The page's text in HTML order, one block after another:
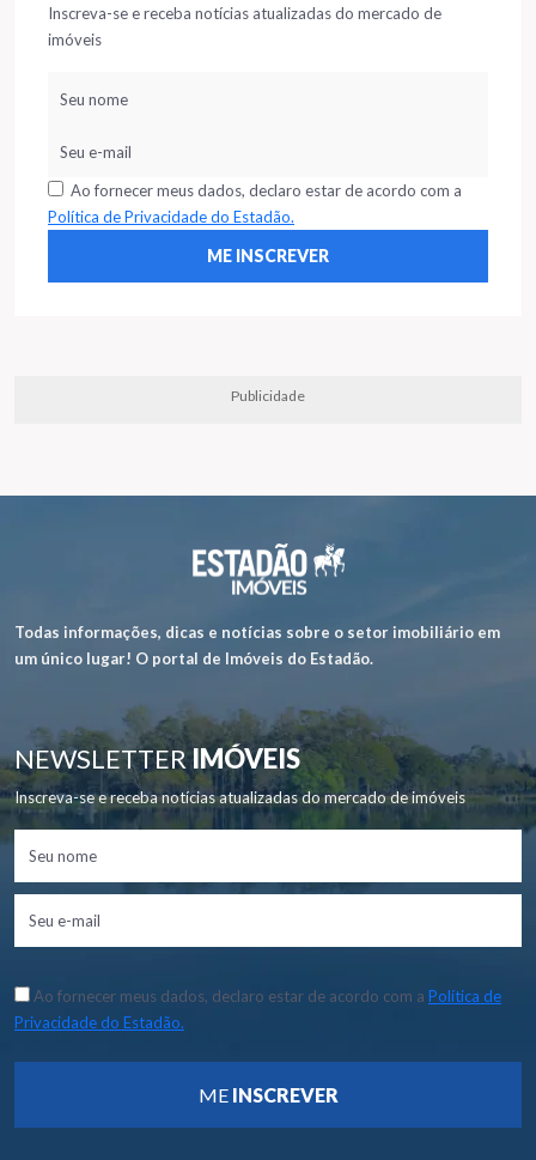
Inscreva-se e receba notícias atualizadas do mercado de
imóveis
Ao fornecer meus dados, declaro estar de acordo com a
Política de Privacidade do Estadão.
Publicidade
Todas informações, dicas e notícias sobre o setor imobiliário em
um único lugar! O portal de Imóveis do Estadão.
NEWSLETTERIMÓVEIS
Inscreva-se e receba notícias atualizadas do mercado de imóveis
Ao fornecer meus dados, declaro estar de acordo com a Política de
Privacidade do Estadão.
ME INSCREVER